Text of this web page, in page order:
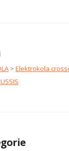
> Elektrokola